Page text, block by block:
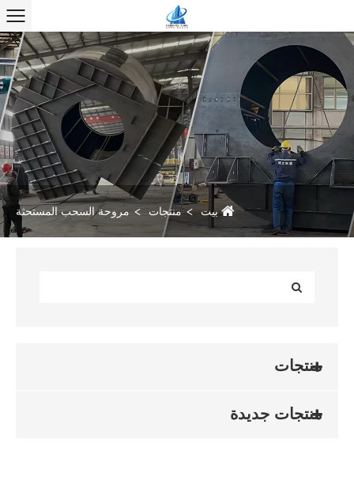
بيت منتجات مروحة السحب المستحثة
منتجات
منتجات جديدة